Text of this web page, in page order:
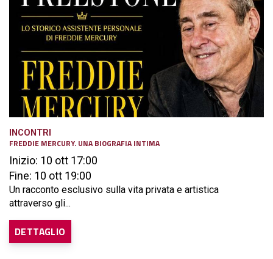
INCONTRI
FREDDIE MERCURY. UNA BIOGRAFIA INTIMA
Inizio: 10 ott 17:00
Fine: 10 ott 19:00
Un racconto esclusivo sulla vita privata e artistica
attraverso gli...
DETTAGLIO